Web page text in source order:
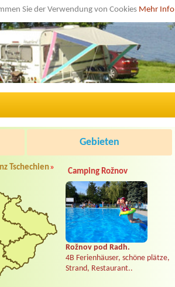
Sie der Verwendung von Cookies Mehr Info
Gebieten
Tschechien» Camping Rožnov
Rožnov pod Radh.
4B Ferienhäuser, schöne plätze,
Strand, Restaurant..